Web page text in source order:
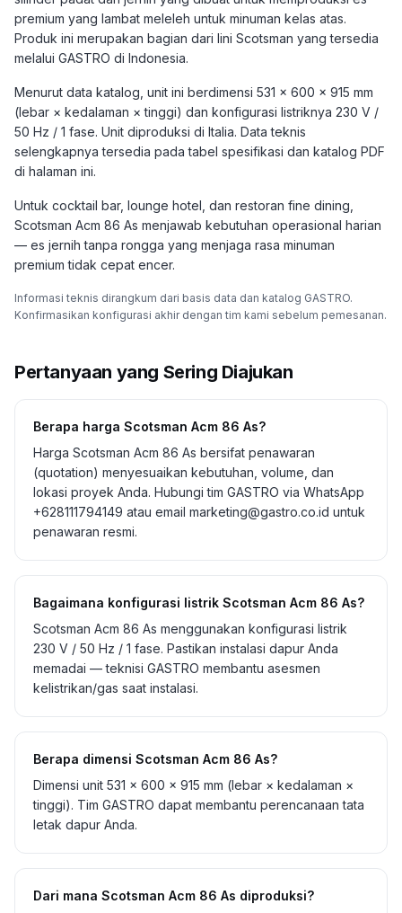
premium yang lambat meleleh untuk minuman kelas atas.
Produk ini merupakan bagian dari lini Scotsman yang tersedia
melalui GASTRO di Indonesia.
Menurut data katalog, unit ini berdimensi 531 × 600 × 915 mm
(lebar × kedalaman × tinggi) dan konfigurasi listriknya 230 V /
50 Hz / 1 fase. Unit diproduksi di Italia. Data teknis
selengkapnya tersedia pada tabel spesifikasi dan katalog PDF
di halaman ini.
Untuk cocktail bar, lounge hotel, dan restoran fine dining,
Scotsman Acm 86 As menjawab kebutuhan operasional harian
— es jernih tanpa rongga yang menjaga rasa minuman
premium tidak cepat encer.
Informasi teknis dirangkum dari basis data dan katalog GASTRO.
Konfirmasikan konfigurasi akhir dengan tim kami sebelum pemesanan.
Pertanyaan yang Sering Diajukan
Berapa harga Scotsman Acm 86 As?
Harga Scotsman Acm 86 As bersifat penawaran
(quotation) menyesuaikan kebutuhan, volume, dan
lokasi proyek Anda. Hubungi tim GASTRO via WhatsApp
+628111794149 atau email marketing@gastro.co.id untuk
penawaran resmi.
Bagaimana konfigurasi listrik Scotsman Acm 86 As?
Scotsman Acm 86 As menggunakan konfigurasi listrik
230 V / 50 Hz / 1 fase. Pastikan instalasi dapur Anda
memadai — teknisi GASTRO membantu asesmen
kelistrikan/gas saat instalasi.
Berapa dimensi Scotsman Acm 86 As?
Dimensi unit 531 × 600 × 915 mm (lebar × kedalaman ×
tinggi). Tim GASTRO dapat membantu perencanaan tata
letak dapur Anda.
Dari mana Scotsman Acm 86 As diproduksi?